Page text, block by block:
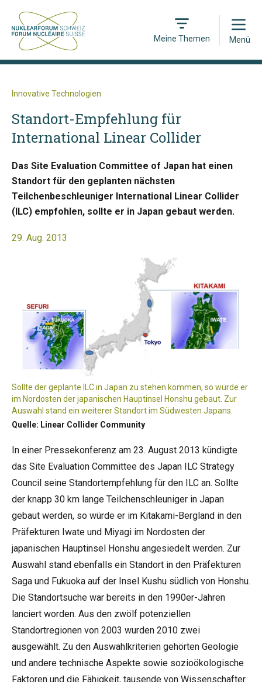
Meine Themen
Open
Menü
Innovative Technologien
Standort-Empfehlung für
International Linear Collider
Das Site Evaluation Committee of Japan hat einen
Standort für den geplanten nächsten
Teilchenbeschleuniger International Linear Collider
(ILC) empfohlen, sollte er in Japan gebaut werden.
29. Aug. 2013
Sollte der geplante ILC in Japan zu stehen kommen, so würde er
im Nordosten der japanischen Hauptinsel Honshu gebaut. Zur
Auswahl stand ein weiterer Standort im Südwesten Japans.
Quelle: Linear Collider Community
In einer Pressekonferenz am 23. August 2013 kündigte
das Site Evaluation Committee des Japan ILC Strategy
Council seine Standortempfehlung für den ILC an. Sollte
der knapp 30 km lange Teilchenschleuniger in Japan
gebaut werden, so würde er im Kitakami-Bergland in den
Präfekturen Iwate und Miyagi im Nordosten der
japanischen Hauptinsel Honshu angesiedelt werden. Zur
Auswahl stand ebenfalls ein Standort in den Präfekturen
Saga und Fukuoka auf der Insel Kushu südlich von Honshu.
Die Standortsuche war bereits in den 1990er-Jahren
lanciert worden. Aus den zwölf potenziellen
Standortregionen von 2003 wurden 2010 zwei
ausgewählt. Zu den Auswahlkriterien gehörten Geologie
und andere technische Aspekte sowie sozioökologische
Faktoren und die Fähigkeit, tausende von Wissenschafter